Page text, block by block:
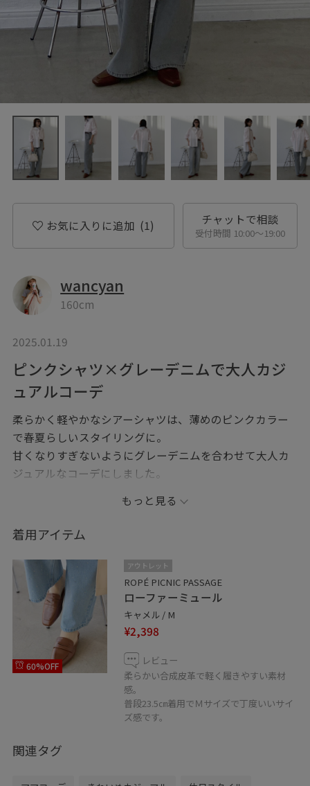
お気に入りに追加 (1) チャットで相談
受付時間 10:00〜19:00
wancyan
160cm
2025.01.19
ピンクシャツ×グレーデニムで大人カジ
ュアルコーデ
柔らかく軽やかなシアーシャツは、薄めのピンクカラー
で春夏らしいスタイリングに。
甘くなりすぎないようにグレーデニムを合わせて大人カ
ジュアルなコーデにしました。
な大人スタイルです◎。
もっと見る
着用アイテム
60%OFF
アウトレット
ROPÉ PICNIC PASSAGE
ローファーミュール
キャメル / M
¥2,398
レビュー
柔らかい合成皮革で軽く履きやすい素材
感。
普段23.5㎝着用でＭサイズで丁度いいサイ
ズ感です。
関連タグ